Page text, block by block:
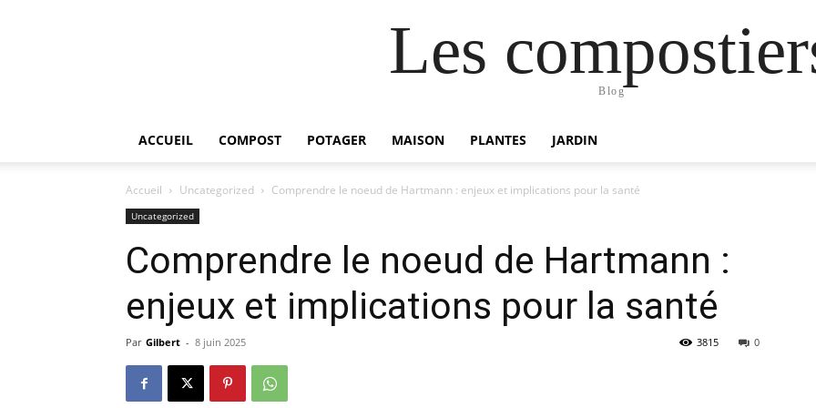
Les
Blog
ACCUEIL COMPOST POTAGER MAISON PLANTES JARDIN
Accueil Uncategorized Comprendre le noeud de Hartmann : enjeux et implications pour la santé
Uncategorized
Comprendre le noeud de Hartmann :
enjeux et implications pour la santé
Par Gilbert - 8 juin 2025 0
3815